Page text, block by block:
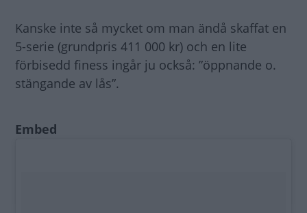
Kanske inte så mycket om man ändå skaffat en
5-serie (grundpris 411 000 kr) och en lite
förbisedd finess ingår ju också: ”öppnande o.
stängande av lås”.
Embed